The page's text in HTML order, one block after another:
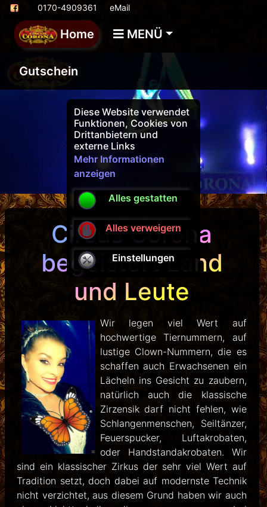
0170-4909361 eMail
Home MENÜ
Gutschein
Diese Website verwendet
Funktionen, Cookies von
Drittanbietern und
externe Links
Mehr Informationen
anzeigen
Alles gestatten
Alles verweigern
Einstellungen
Circus Corona
begeistert Land
und Leute
Wir legen viel Wert auf
hochwertige Tiernummern, auf
lustige Clown-Nummern, die es
schaffen auch Erwachsenen ein
Lächeln ins Gesicht zu zaubern,
natürlich auch die klassische
Zirzensik darf nicht fehlen, wie
Schlangenmenschen, Seiltänzer,
Feuerspucker, Luftakrobaten,
oder Handstandakrobaten. Wir
sind ein klassischer Zirkus der sehr viel Wert auf
Tradition setzt, doch dabei auf modernste Technik
nicht verzichtet, aus diesem Grund haben wir auch